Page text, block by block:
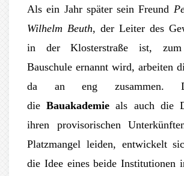
Als ein Jahr später sein Freund
Wilhelm Beuth, der Leiter des
in der Klosterstraße ist,
Bauschule ernannt wird, arbeiten
da an eng zusammen.
dieBauakademie als auch die
ihren provisorischen
Platzmangel leiden, entwickelt
die Idee eines beide Institutionen